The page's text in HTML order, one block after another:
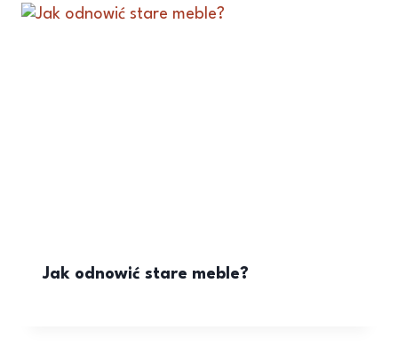
Jak odnowić stare meble?